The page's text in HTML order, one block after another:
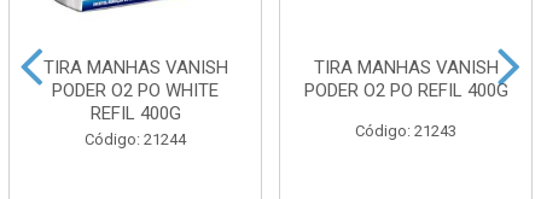
TIRA MANHAS VANISH
PODER O2 PO WHITE
REFIL 400G
Código: 21244
TIRA MANHAS VANISH
PODER O2 PO REFIL 400G
Código: 21243